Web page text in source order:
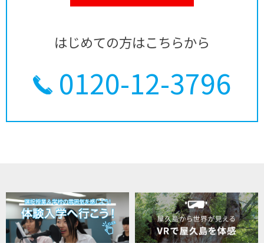
はじめての方はこちらから
0120-12-3796